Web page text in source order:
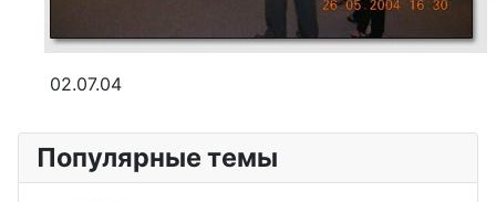
02.07.04
Популярные темы